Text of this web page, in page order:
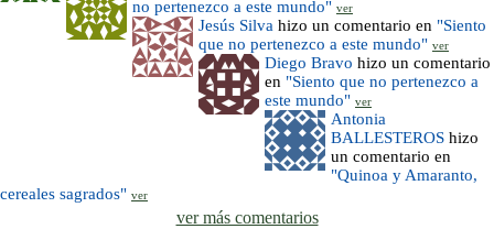
no pertenezco a este mundo" ver
Jesús Silva hizo un comentario en "Siento
que no pertenezco a este mundo" ver
Diego Bravo hizo un comentario
en "Siento que no pertenezco a
este mundo" ver
Antonia
BALLESTEROS hizo
un comentario en
"Quinoa y Amaranto,
cereales sagrados" ver
ver más comentarios